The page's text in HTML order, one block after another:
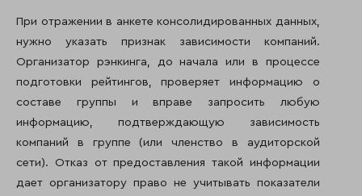
При отражении в анкете консолидированных данных,
нужно указать признак зависимости компаний.
Организатор рэнкинга, до начала или в процессе
подготовки рейтингов, проверяет информацию о
составе группы и вправе запросить любую
информацию, подтверждающую зависимость
компаний в группе (или членство в аудиторской
сети). Отказ от предоставления такой информации
дает организатору право не учитывать показатели